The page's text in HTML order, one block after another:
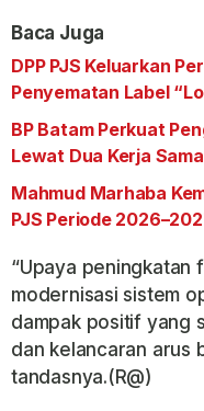
Baca Juga
DPP PJS Keluarkan
Penyematan Label
BP Batam Perkuat
Lewat Dua Kerja
Mahmud Marhaba
PJS Periode
“Upaya peningkatan
modernisasi sistem
dampak positif yang
dan kelancaran arus
tandasnya.(R@)